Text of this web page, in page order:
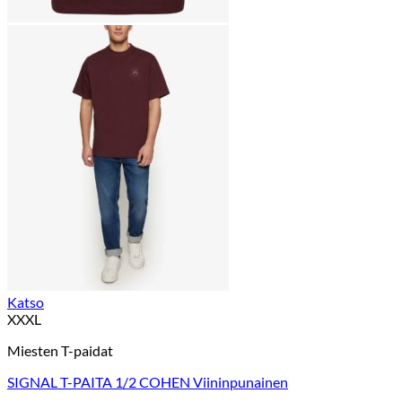
Katso
XXXL
Miesten T-paidat
SIGNAL T-PAITA 1/2 COHEN Viininpunainen